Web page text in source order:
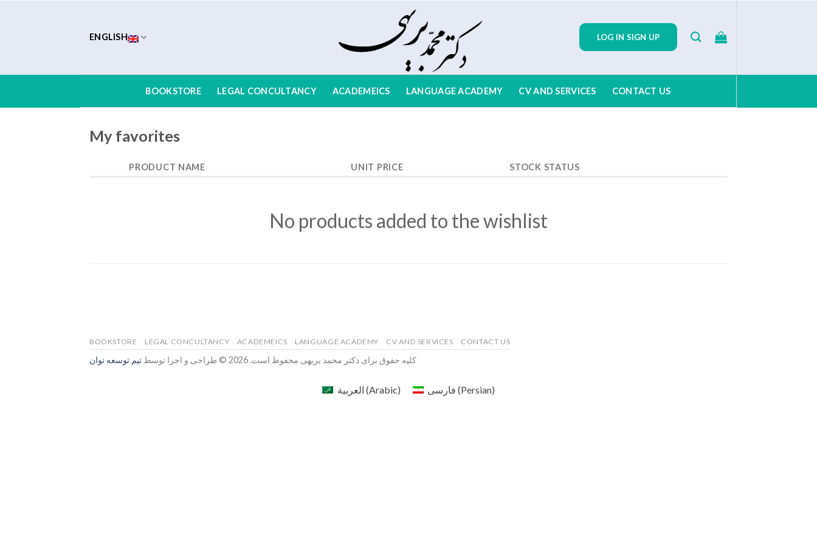
ENGLISH LOG IN SIGN UP
BOOKSTORE LEGAL CONCULTANCY ACADEMEICS LANGUAGE ACADEMY CV AND SERVICES CONTACT US
My favorites
PRODUCT NAME UNIT PRICE STOCK STATUS
No products added to the wishlist
BOOKSTORE LEGAL CONCULTANCY ACADEMEICS LANGUAGE ACADEMY CV AND SERVICES CONTACT US
کلیه حقوق برای دکتر محمد بریهی محفوظ است. 2026 © طراحی و اجرا توسط تیم توسعه توان
العربية (Arabic) فارسی (Persian)